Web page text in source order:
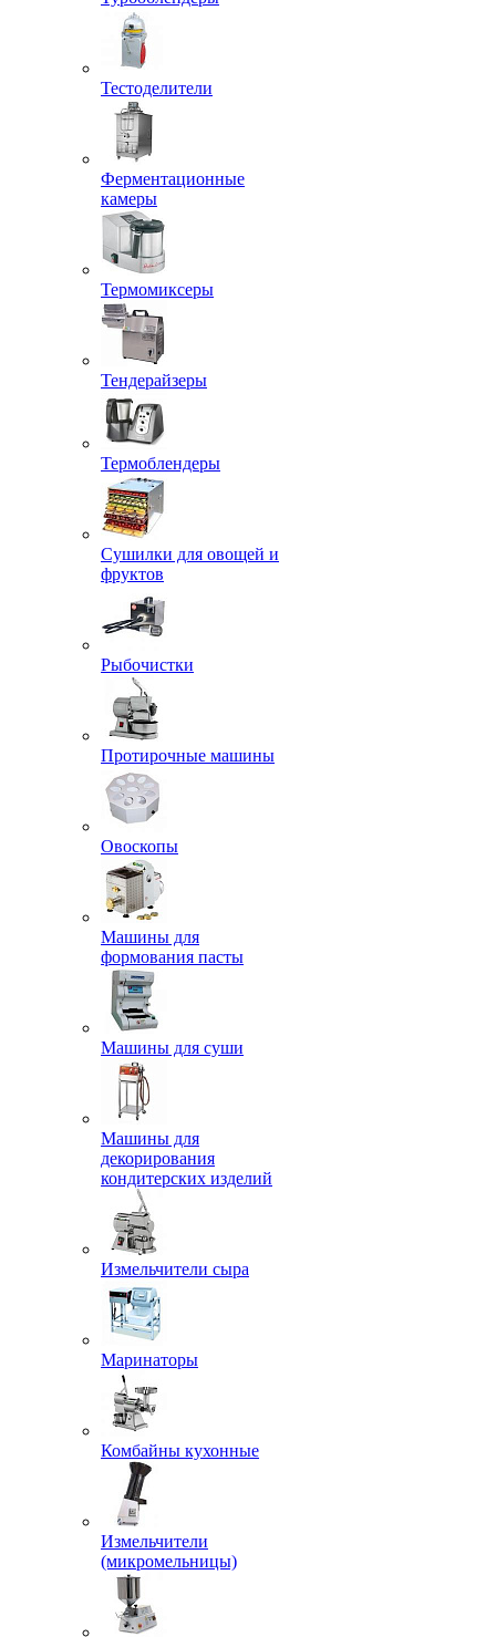
Тестоделители
Ферментационные
камеры
Термомиксеры
Тендерайзеры
Термоблендеры
Сушилки для овощей и
фруктов
Рыбочистки
Протирочные машины
Овоскопы
Машины для
формования пасты
Машины для суши
Машины для
декорирования
кондитерских изделий
Измельчители сыра
Маринаторы
Комбайны кухонные
Измельчители
(микромельницы)